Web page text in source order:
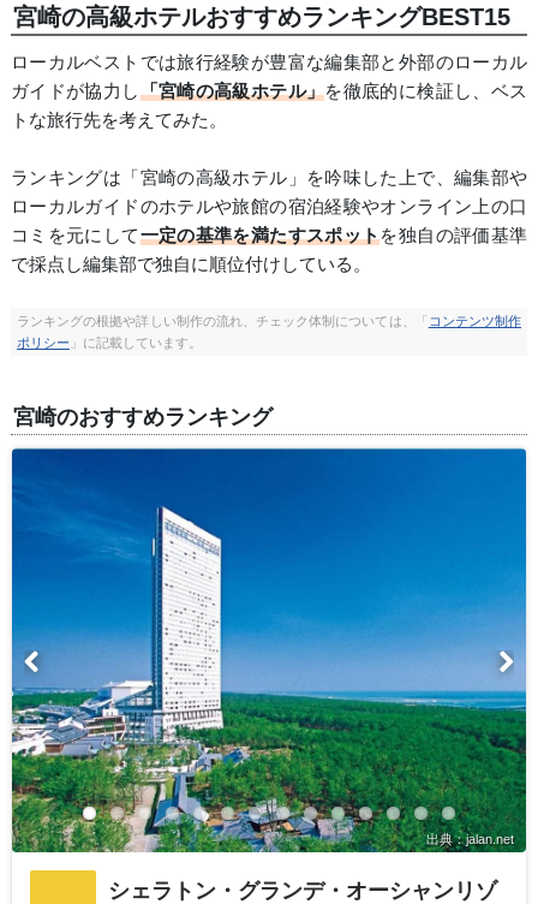
宮崎の高級ホテルおすすめランキングBEST15
ローカルベストでは旅行経験が豊富な編集部と外部のローカル
ガイドが協力し「宮崎の高級ホテル」を徹底的に検証し、ベス
トな旅行先を考えてみた。
ランキングは「宮崎の高級ホテル」を吟味した上で、編集部や
ローカルガイドのホテルや旅館の宿泊経験やオンライン上の口
コミを元にして一定の基準を満たすスポットを独自の評価基準
で採点し編集部で独自に順位付けしている。
ランキングの根拠や詳しい制作の流れ、チェック体制については、「 コンテンツ制作
ポリシー 」に記載しています。
宮崎のおすすめランキング
出典：jalan.net
シェラトン・グランデ・オーシャンリゾ